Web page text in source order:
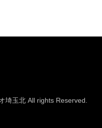
埼玉北 All rights Reserved.